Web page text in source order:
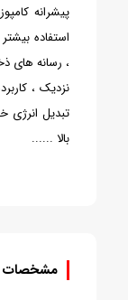
استفاده
، رسانه های
نزدیک ،
تبدیل انرژی
بالا ......
مشخصات